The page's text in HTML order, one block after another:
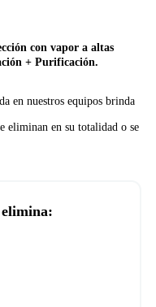
con vapor a altas
+ Purificación.
en nuestros equipos brinda
eliminan en su totalidad o se